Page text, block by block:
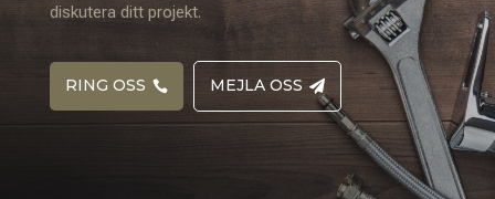
diskutera ditt projekt.
RING OSS  MEJLA OSS 